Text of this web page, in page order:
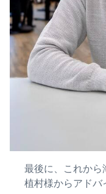
最後に、これから
植村様からアドバ